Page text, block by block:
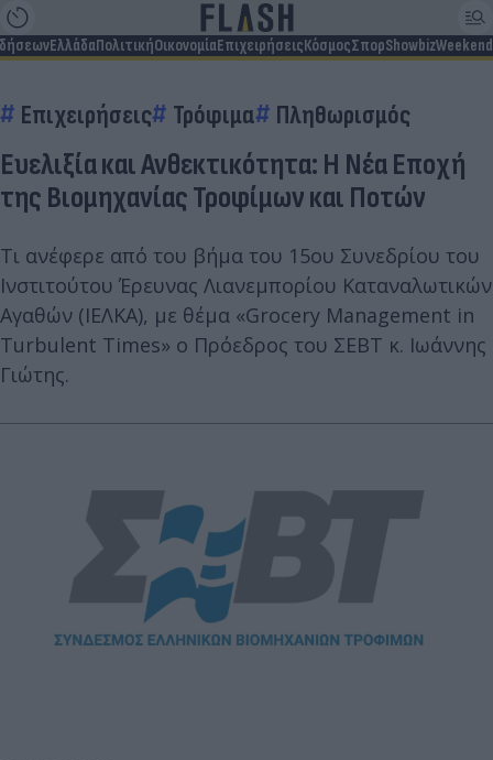
ΕλλάδαΠολιτικήΟικονομίαΕπιχειρήσειςΚόσμοςΣπορShowbizWeekend
Επιχειρήσεις Τρόφιμα Πληθωρισμός
Ευελιξία και Ανθεκτικότητα: Η Νέα Εποχή
της Βιομηχανίας Τροφίμων και Ποτών
Τι ανέφερε από του βήμα του 15ου Συνεδρίου του
Ινστιτούτου Έρευνας Λιανεμπορίου Καταναλωτικών
Αγαθών (ΙΕΛΚΑ), με θέμα «Grocery Management in
Turbulent Times» ο Πρόεδρος του ΣΕΒΤ κ. Ιωάννης
Γιώτης.